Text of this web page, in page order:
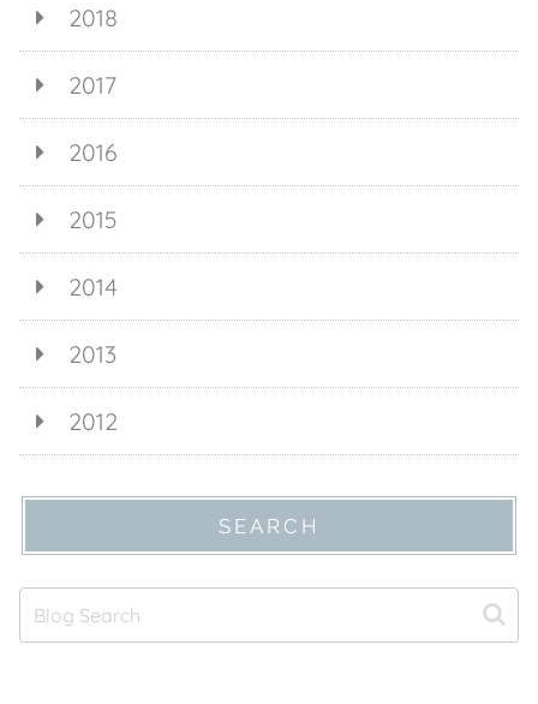
2018
2017
2016
2015
2014
2013
2012
SEARCH